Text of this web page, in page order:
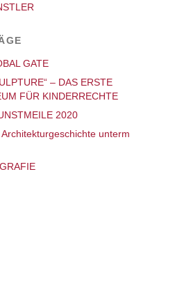
GATE
– DAS ERSTE
FÜR KINDERRECHTE
2020
unterm